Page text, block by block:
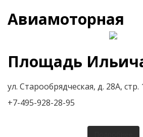
Авиамоторная
Площадь
ул. Старообрядческая, д. 28А,
+7-495-928-28-95